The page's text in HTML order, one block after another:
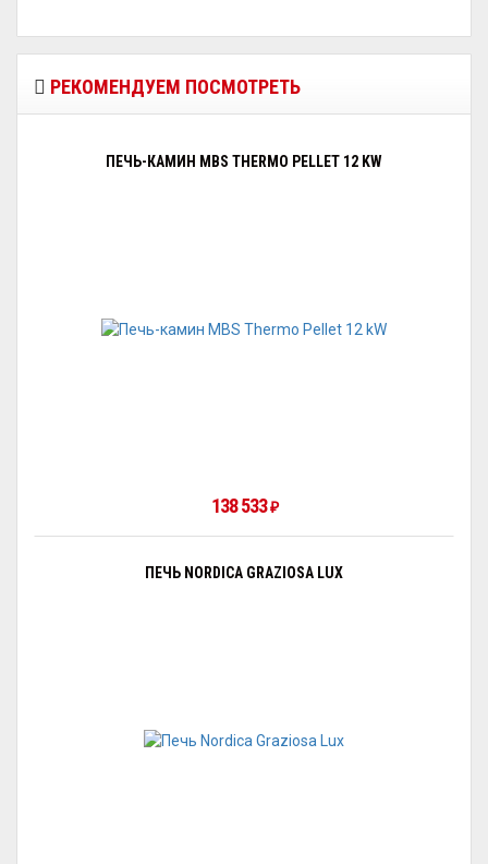
РЕКОМЕНДУЕМ ПОСМОТРЕТЬ
ПЕЧЬ-КАМИН MBS THERMO PELLET 12 KW
138 533₽
ПЕЧЬ NORDICA GRAZIOSA LUX